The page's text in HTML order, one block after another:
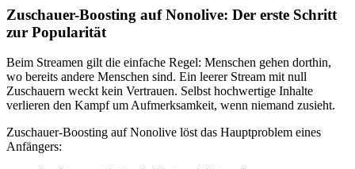
Zuschauer-Boosting auf Nonolive: Der erste Schritt
zur Popularität
Beim Streamen gilt die einfache Regel: Menschen gehen dorthin,
wo bereits andere Menschen sind. Ein leerer Stream mit null
Zuschauern weckt kein Vertrauen. Selbst hochwertige Inhalte
verlieren den Kampf um Aufmerksamkeit, wenn niemand zusieht.
Zuschauer-Boosting auf Nonolive löst das Hauptproblem eines
Anfängers: